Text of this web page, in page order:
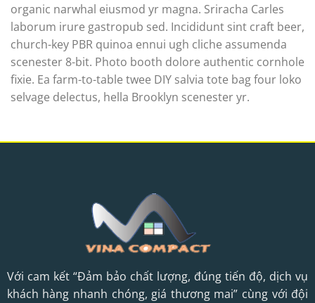
organic narwhal eiusmod yr magna. Sriracha Carles
laborum irure gastropub sed. Incididunt sint craft beer,
church-key PBR quinoa ennui ugh cliche assumenda
scenester 8-bit. Photo booth dolore authentic cornhole
fixie. Ea farm-to-table twee DIY salvia tote bag four loko
selvage delectus, hella Brooklyn scenester yr.
Với cam kết “Đảm bảo chất lượng, đúng tiến độ, dịch vụ
khách hàng nhanh chóng, giá thương mai” cùng với đội